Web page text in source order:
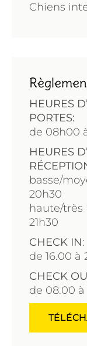
Chiens
HEURES
PORTES:
de 08h00
HEURES
basse/
20h30
haute/très
21h30
CHECK IN:
de 16.00 à
CHECK
de 08.00 à